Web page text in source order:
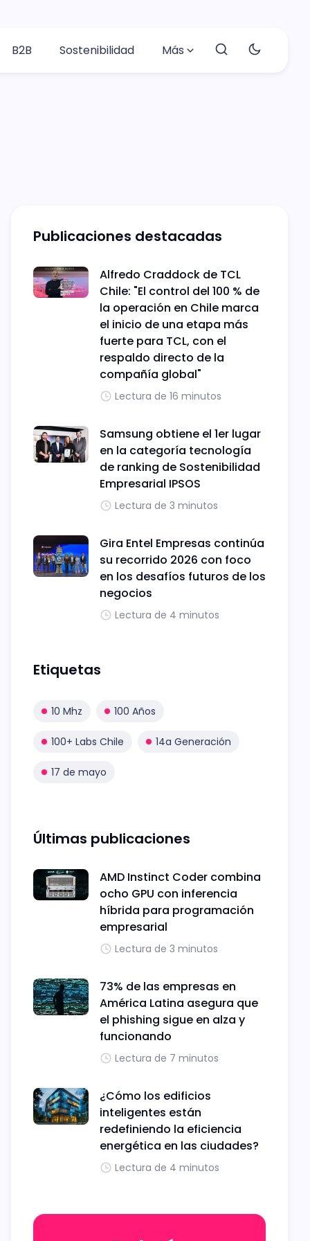
B2B Sostenibilidad Más
Publicaciones destacadas
Alfredo Craddock de TCL
Chile: "El control del 100 % de
la operación en Chile marca
el inicio de una etapa más
fuerte para TCL, con el
respaldo directo de la
compañía global"
Lectura de 16 minutos
Samsung obtiene el 1er lugar
en la categoría tecnología
de ranking de Sostenibilidad
Empresarial IPSOS
Lectura de 3 minutos
Gira Entel Empresas continúa
su recorrido 2026 con foco
en los desafíos futuros de los
negocios
Lectura de 4 minutos
Etiquetas
10 Mhz 100 Años
100+ Labs Chile 14a Generación
17 de mayo
Últimas publicaciones
AMD Instinct Coder combina
ocho GPU con inferencia
híbrida para programación
empresarial
Lectura de 3 minutos
73% de las empresas en
América Latina asegura que
el phishing sigue en alza y
funcionando
Lectura de 7 minutos
¿Cómo los edificios
inteligentes están
redefiniendo la eficiencia
energética en las ciudades?
Lectura de 4 minutos